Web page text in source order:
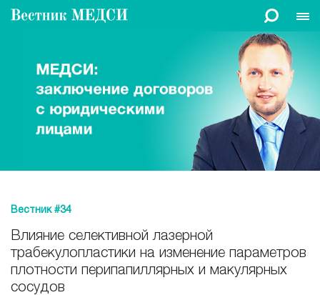
Вестник #34
Влияние селективной лазерной
трабекулопластики на изменение параметров
плотности перипапиллярных и макулярных
сосудов